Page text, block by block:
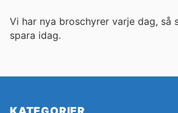
Vi har nya broschyrer varje dag,
spara idag.